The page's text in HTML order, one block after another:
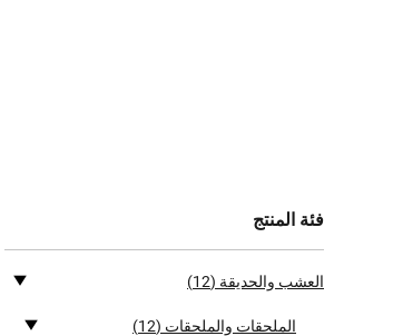
فئة المنتج
العشب والحديقة (12)
الملحقات والملحقات (12)